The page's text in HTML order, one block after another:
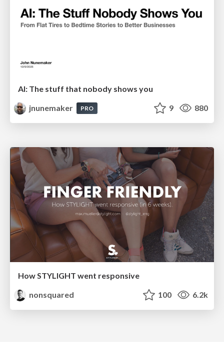
AI: The stuff that nobody shows you
jnunemaker
PRO 9 880
How STYLIGHT went responsive
nonsquared
100 6.2k